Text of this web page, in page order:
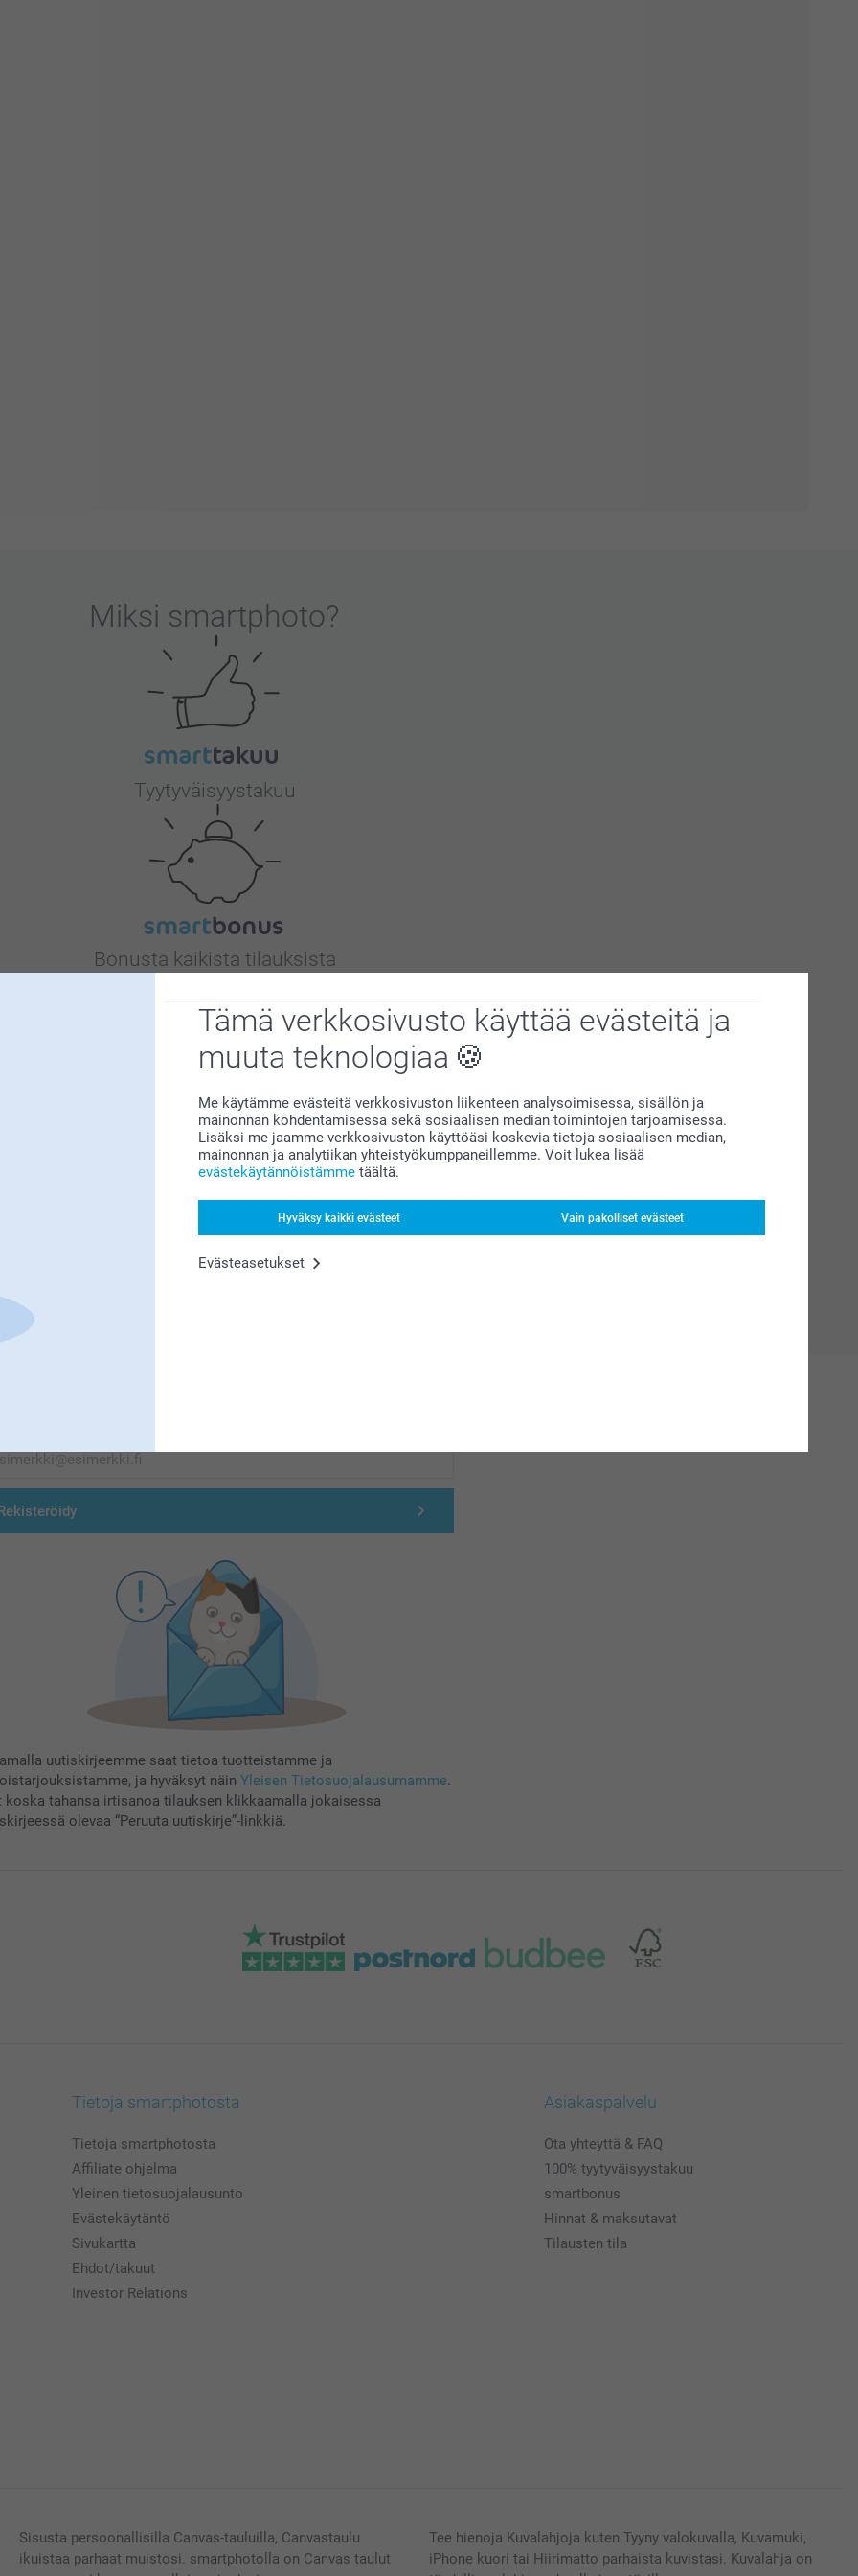
Tämä verkkosivusto käyttää evästeitä ja
muuta teknologiaa
Me käytämme evästeitä verkkosivuston liikenteen analysoimisessa, sisällön ja
mainonnan kohdentamisessa sekä sosiaalisen median toimintojen tarjoamisessa.
Lisäksi me jaamme verkkosivuston käyttöäsi koskevia tietoja sosiaalisen median,
mainonnan ja analytiikan yhteistyökumppaneillemme. Voit lukea lisää
evästekäytännöistämme täältä.
Hyväksy kaikki evästeet Vain pakolliset evästeet
Evästeasetukset
Miksi smartphoto?
Tyytyväisyystakuu
Bonusta kaikista tilauksista
Etsitkö inspiraatiota?
uutiskirjeemme saat tietoa tuotteistamme ja
ja hyväksyt näin Yleisen Tietosuojalausumamme.
koska tahansa irtisanoa tilauksen klikkaamalla jokaisessa
olevaa “Peruuta uutiskirje”-linkkiä.
Tietoja smartphotosta
Tietoja smartphotosta
Affiliate ohjelma
Yleinen tietosuojalausunto
Evästekäytäntö
Sivukartta
Ehdot/takuut
Investor Relations
Asiakaspalvelu
Ota yhteyttä & FAQ
100% tyytyväisyystakuu
smartbonus
Hinnat & maksutavat
Tilausten tila
Sisusta persoonallisilla Canvas-tauluilla, Canvastaulu
ikuistaa parhaat muistosi. smartphotolla on Canvas taulut
Tee hienoja Kuvalahjoja kuten Tyyny valokuvalla, Kuvamuki,
iPhone kuori tai Hiirimatto parhaista kuvistasi. Kuvalahja on